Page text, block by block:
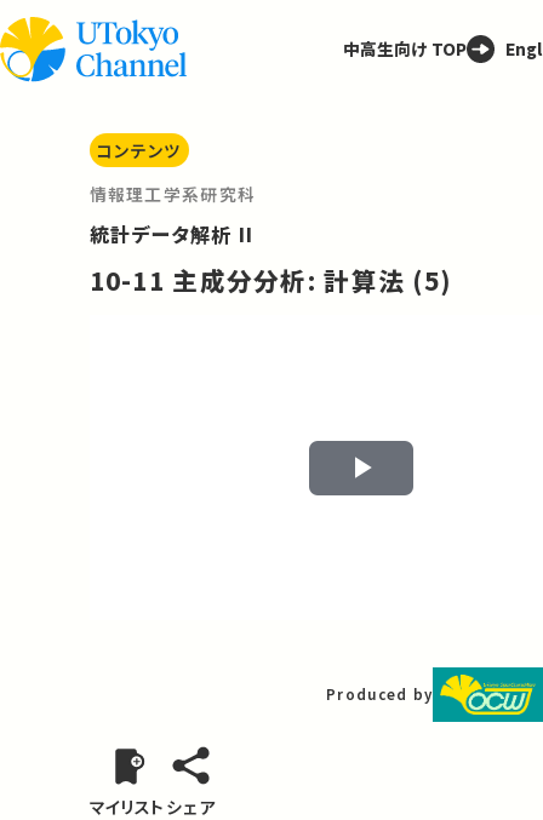
中高生向け TOP
コンテンツ
情報理工学系研究科
統計データ解析 II
10-11 主成分分析: 計算法 (5)
Play
Produced by
マイリスト シェア